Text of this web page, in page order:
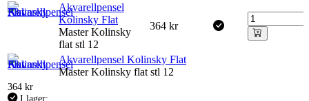
Akvarellpensel
Kolinsky Flat
Master Kolinsky
flat stl 12
364 kr
Akvarellpensel Kolinsky Flat
Master Kolinsky flat stl 12
364 kr
I lager: